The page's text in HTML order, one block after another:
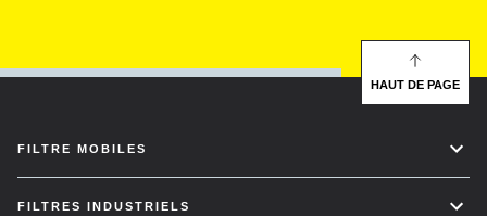
FILTRE MOBILES
FILTRES INDUSTRIELS
HAUT DE PAGE